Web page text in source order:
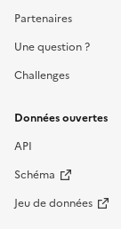
Partenaires
Une question ?
Challenges
Données ouvertes
API
Schéma
Jeu de données